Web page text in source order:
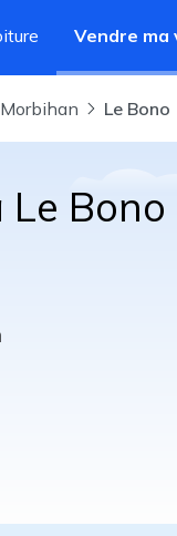
Vendre ma
Morbihan Le Bono
Bono